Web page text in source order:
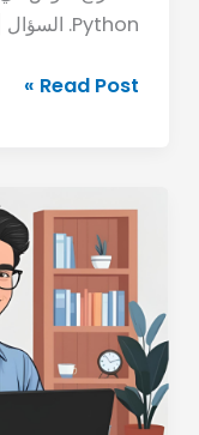
Python. السؤال […]
Read Post »
لماذا
يجب
عليك
تعلم
Python
في
2026؟